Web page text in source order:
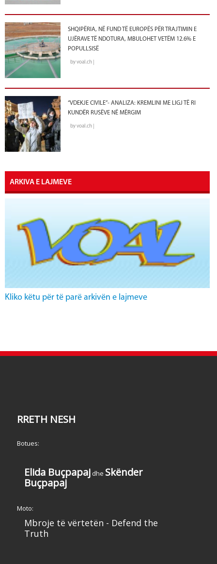
SHQIPËRIA, NË FUND TË EUROPËS PËR TRAJTIMIN E
UJËRAVE TË NDOTURA, MBULOHET VETËM 12.6% E
POPULLSISË
by voal.ch |
“VDEKJE CIVILE”- ANALIZA: KREMLINI ME LIGJ TË RI
KUNDËR RUSËVE NË MËRGIM
by voal.ch |
ARKIVA E LAJMEVE
Kliko këtu për të parë arkivën e lajmeve
RRETH NESH
Botues:
Elida Buçpapaj dhe Skënder
Buçpapaj
Moto:
Mbroje të vërtetën - Defend the
Truth